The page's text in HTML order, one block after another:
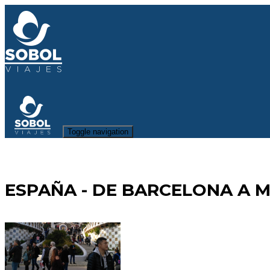
Toggle navigation
ESPAÑA - DE BARCELONA A